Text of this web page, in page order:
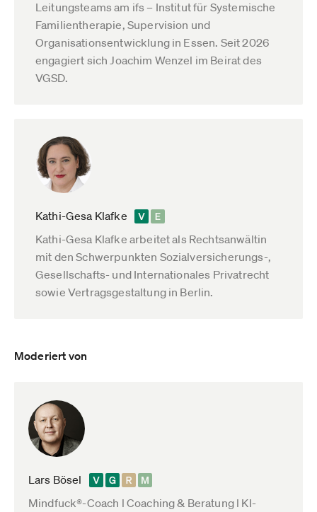
Leitungsteams am ifs – Institut für Systemische
Familientherapie, Supervision und
Organisationsentwicklung in Essen. Seit 2026
engagiert sich Joachim Wenzel im Beirat des
VGSD.
Kathi-Gesa Klafke
Kathi-Gesa Klafke arbeitet als Rechtsanwältin
mit den Schwerpunkten Sozialversicherungs-,
Gesellschafts- und Internationales Privatrecht
sowie Vertragsgestaltung in Berlin.
Moderiert von
Lars Bösel
Mindfuck®-Coach l Coaching & Beratung l KI-